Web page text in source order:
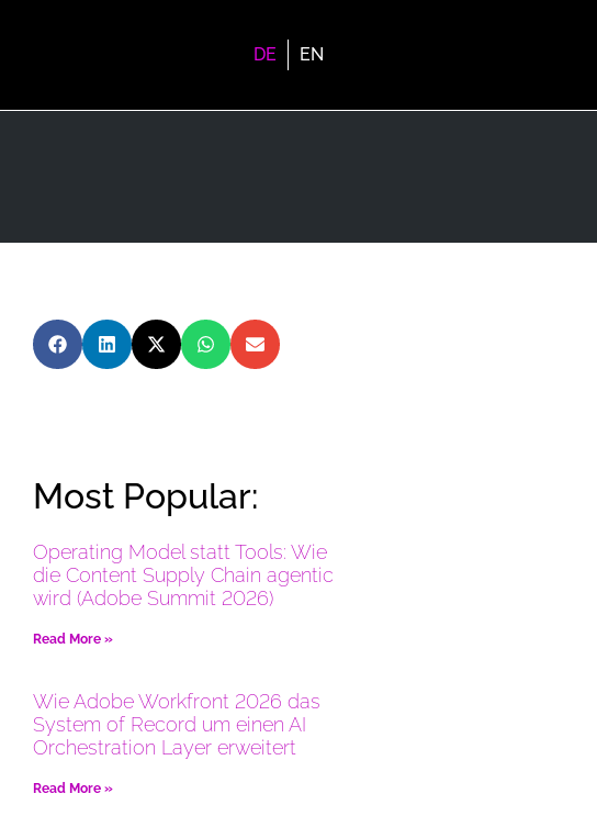
DE EN
Most Popular:
Operating Model statt Tools: Wie
die Content Supply Chain agentic
wird (Adobe Summit 2026)
Read More »
Wie Adobe Workfront 2026 das
System of Record um einen AI
Orchestration Layer erweitert
Read More »